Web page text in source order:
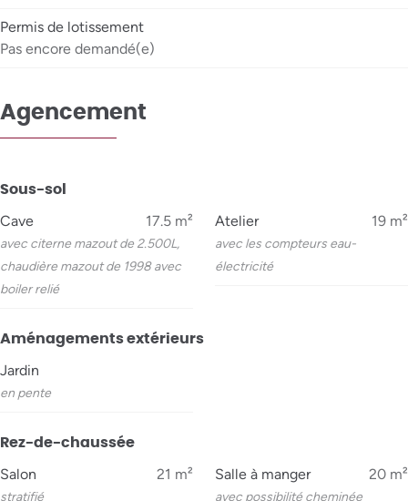
Permis de lotissement
Pas encore demandé(e)
Agencement
Sous-sol
Cave 17.5 m²
avec citerne mazout de 2.500L,
chaudière mazout de 1998 avec
boiler relié
Atelier 19 m²
avec les compteurs eau-
électricité
Aménagements extérieurs
Jardin
en pente
Rez-de-chaussée
Salon 21 m²
stratifié
Salle à manger 20 m²
avec possibilité cheminée